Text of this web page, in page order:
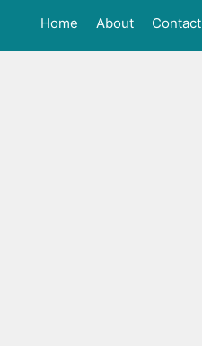
Home About Contact